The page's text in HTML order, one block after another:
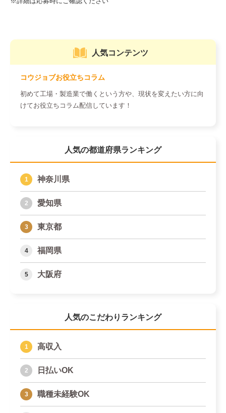
人気コンテンツ
コウジョブお役立ちコラム
初めて工場・製造業で働くという方や、現状を変えたい方に向
けてお役立ちコラム配信しています！
人気の都道府県ランキング
神奈川県
愛知県
東京都
福岡県
大阪府
人気のこだわりランキング
高収入
日払いOK
職種未経験OK